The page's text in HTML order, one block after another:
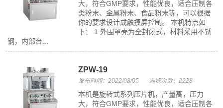
大，符合GMP要求，性能优良，适合压制各
类粉末、金属粉末、食品粉末等，可以根据
你的要求设计成触摸屏控制。 本机特点如
下： 1 外围罩壳为全封闭式，材料采用不锈
钢，内部台...
ZPW-19
发布时间：2022/08/05 浏览次数：2228
本机是旋转式系列压片机，产量高，压力
大，符合GMP要求，性能优良，适合压制各